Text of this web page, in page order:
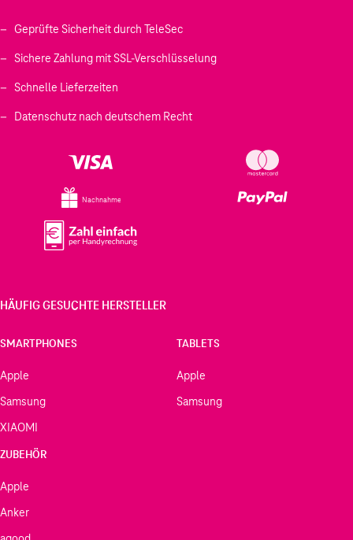
Geprüfte Sicherheit durch TeleSec
Sichere Zahlung mit SSL-Verschlüsselung
Schnelle Lieferzeiten
Datenschutz nach deutschem Recht
Nachnahme
HÄUFIG GESUCHTE HERSTELLER
SMARTPHONES
Apple
Samsung
XIAOMI
TABLETS
Apple
Samsung
ZUBEHÖR
Apple
Anker